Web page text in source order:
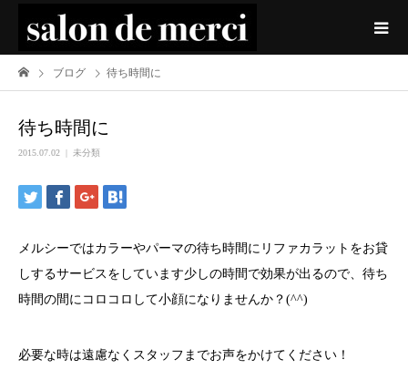
ブログ 待ち時間に
待ち時間に
2015.07.02 未分類
メルシーではカラーやパーマの待ち時間にリファカラットをお貸
しするサービスをしています少しの時間で効果が出るので、待ち
時間の間にコロコロして小顔になりませんか？(^^)
必要な時は遠慮なくスタッフまでお声をかけてください！